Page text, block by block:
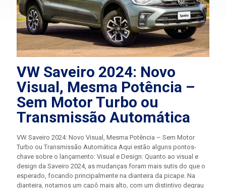
VW Saveiro 2024: Novo
Visual, Mesma Potência –
Sem Motor Turbo ou
Transmissão Automática
VW Saveiro 2024: Novo Visual, Mesma Potência – Sem Motor
Turbo ou Transmissão Automática Aqui estão alguns pontos-
chave sobre o lançamento: Visual e Design: Quanto ao visual e
design da Saveiro 2024, as mudanças foram mais sutis do que o
esperado, focando principalmente na dianteira da picape. Na
dianteira, notamos um capô mais alto, com um distintivo degrau